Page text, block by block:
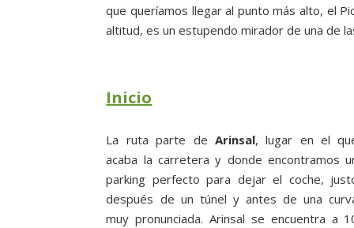
que queríamos llegar al punto más alto, el
altitud, es un estupendo mirador de una de
Inicio
La ruta parte de Arinsal, lugar en el
acaba la carretera y donde encontramos
parking perfecto para dejar el coche,
después de un túnel y antes de una
muy pronunciada. Arinsal se encuentra a